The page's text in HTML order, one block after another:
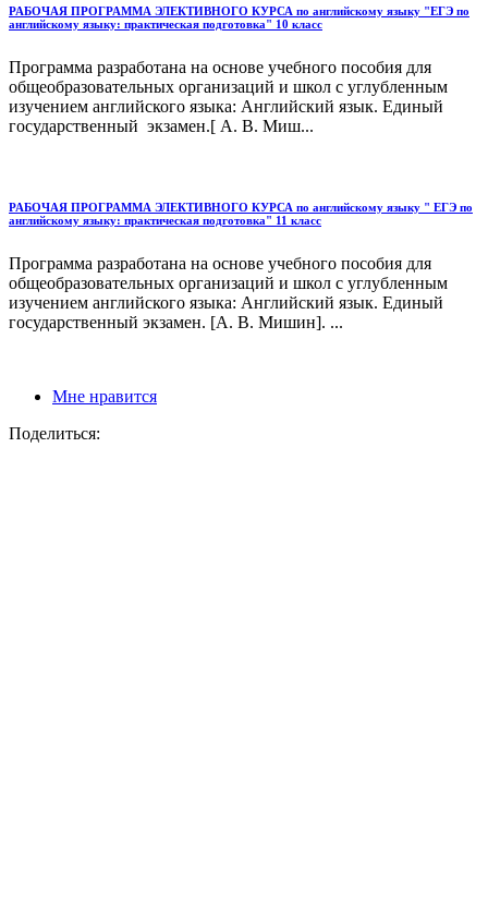
РАБОЧАЯ ПРОГРАММА ЭЛЕКТИВНОГО КУРСА по английскому языку "ЕГЭ по
английскому языку: практическая подготовка" 10 класс
Программа разработана на основе учебного пособия для
общеобразовательных организаций и школ с углубленным
изучением английского языка: Английский язык. Единый
государственный экзамен.[ А. В. Миш...
РАБОЧАЯ ПРОГРАММА ЭЛЕКТИВНОГО КУРСА по английскому языку " ЕГЭ по
английскому языку: практическая подготовка" 11 класс
Программа разработана на основе учебного пособия для
общеобразовательных организаций и школ с углубленным
изучением английского языка: Английский язык. Единый
государственный экзамен. [А. В. Мишин]. ...
Мне нравится
Поделиться: